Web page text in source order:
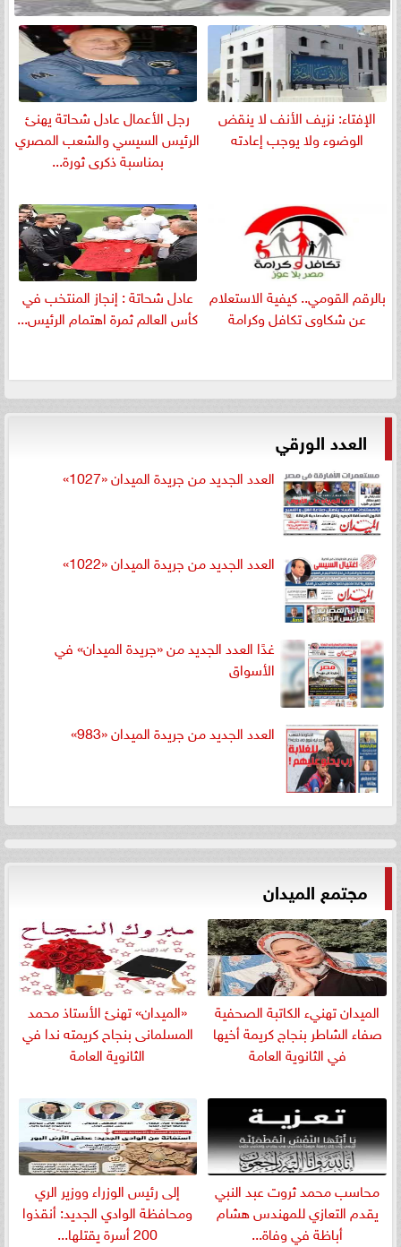
الإفتاء: نزيف الأنف لا ينقض
الوضوء ولا يوجب إعادته
رجل الأعمال عادل شحاتة يهنئ
الرئيس السيسي والشعب المصري
بمناسبة ذكرى ثورة...
بالرقم القومي.. كيفية الاستعلام
عن شكاوى تكافل وكرامة
عادل شحاتة : إنجاز المنتخب في
كأس العالم ثمرة اهتمام الرئيس...
العدد الورقي
العدد الجديد من جريدة الميدان «1027»
العدد الجديد من جريدة الميدان «1022»
غدًا العدد الجديد من «جريدة الميدان» في
الأسواق
العدد الجديد من جريدة الميدان «983»
مجتمع الميدان
الميدان تهنيء الكاتبة الصحفية
صفاء الشاطر بنجاج كريمة أخيها
في الثانوية العامة
«الميدان» تهنئ الأستاذ محمد
المسلمانى بنجاح كريمته ندا في
الثانوية العامة
​محاسب محمد ثروت عبد النبي
يقدم التعازي للمهندس هشام
أباظة في وفاة...
إلى رئيس الوزراء ووزير الري
ومحافظة الوادي الجديد: أنقذوا
200 أسرة يقتلها...